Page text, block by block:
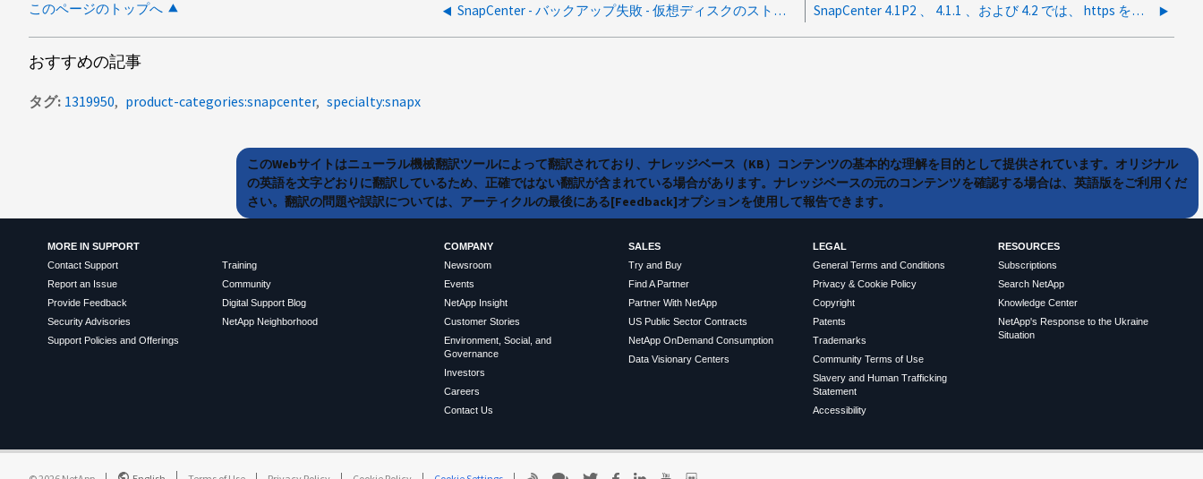
このページのトップへ SnapCenter - バックアップ失敗 - 仮想ディスクのストレージマッピングを取得できませんでした SnapCenter 4.1P2 、 4.1.1 、および 4.2 では、 https を使用して同じバージョンの Linux プラグインに正しくアクセスするために、少なくとも Java 1.8.0 更新 111 が必要です
おすすめの記事
タグ 1319950 product-categories:snapcenter specialty:snapx
このWebサイトはニューラル機械翻訳ツールによって翻訳されており、ナレッジベース（KB）コンテンツの基本的な理解を目的として提供されています。オリジナル
の英語を文字どおりに翻訳しているため、正確ではない翻訳が含まれている場合があります。ナレッジベースの元のコンテンツを確認する場合は、英語版をご利用くだ
さい。翻訳の問題や誤訳については、アーティクルの最後にある[Feedback]オプションを使用して報告できます。
MORE IN SUPPORT
Contact Support
Report an Issue
Provide Feedback
Security Advisories
Support Policies and Offerings
Training
Community
Digital Support Blog
NetApp Neighborhood
COMPANY
Newsroom
Events
NetApp Insight
Customer Stories
Environment, Social, and
Governance
Investors
Careers
Contact Us
SALES
Try and Buy
Find A Partner
Partner With NetApp
US Public Sector Contracts
NetApp OnDemand Consumption
Data Visionary Centers
LEGAL
General Terms and Conditions
Privacy & Cookie Policy
Copyright
Patents
Trademarks
Community Terms of Use
Slavery and Human Trafficking
Statement
Accessibility
RESOURCES
Subscriptions
Search NetApp
Knowledge Center
NetApp's Response to the Ukraine
Situation